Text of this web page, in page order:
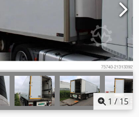
1 / 15